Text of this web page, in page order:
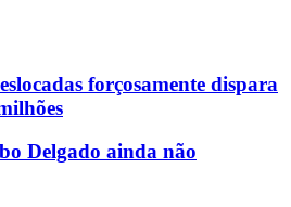
forçosamente dispara
Delgado ainda não